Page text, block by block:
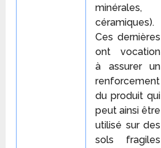
minérales,
céramiques).
Ces dernières
ont vocation
à assurer un
renforcement
du produit qui
peut ainsi être
utilisé sur des
sols fragiles